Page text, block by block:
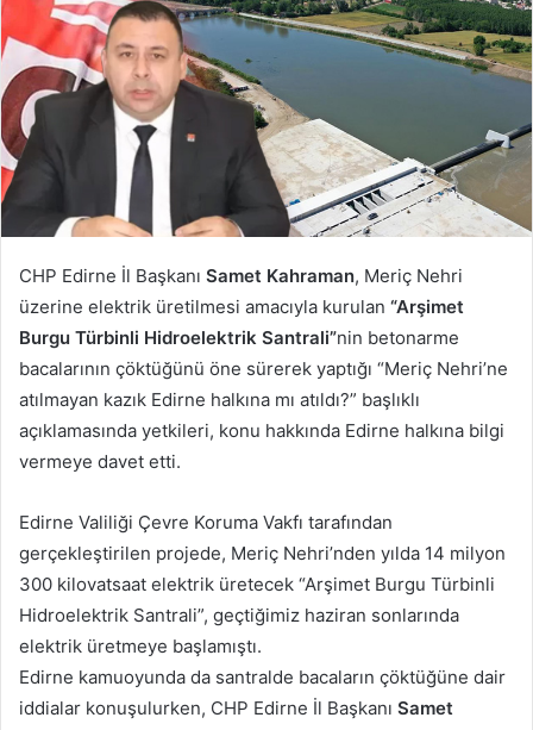
CHP Edirne İl Başkanı Samet Kahraman, Meriç Nehri
üzerine elektrik üretilmesi amacıyla kurulan “Arşimet
Burgu Türbinli Hidroelektrik Santrali”nin betonarme
bacalarının çöktüğünü öne sürerek yaptığı “Meriç Nehri’ne
atılmayan kazık Edirne halkına mı atıldı?” başlıklı
açıklamasında yetkileri, konu hakkında Edirne halkına bilgi
vermeye davet etti.
Edirne Valiliği Çevre Koruma Vakfı tarafından
gerçekleştirilen projede, Meriç Nehri’nden yılda 14 milyon
300 kilovatsaat elektrik üretecek “Arşimet Burgu Türbinli
Hidroelektrik Santrali”, geçtiğimiz haziran sonlarında
elektrik üretmeye başlamıştı.
Edirne kamuoyunda da santralde bacaların çöktüğüne dair
iddialar konuşulurken, CHP Edirne İl Başkanı Samet